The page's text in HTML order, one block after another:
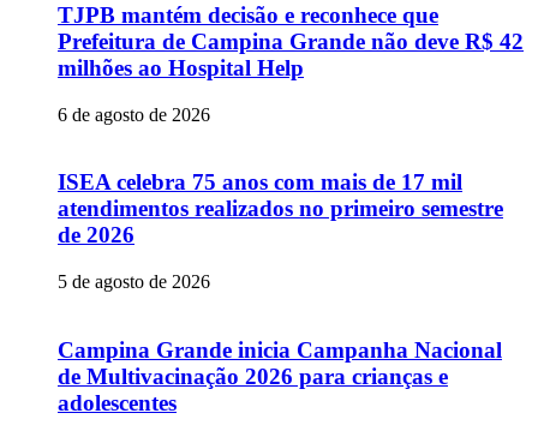
TJPB mantém decisão e reconhece que
Prefeitura de Campina Grande não deve R$ 42
milhões ao Hospital Help
6 de agosto de 2026
ISEA celebra 75 anos com mais de 17 mil
atendimentos realizados no primeiro semestre
de 2026
5 de agosto de 2026
Campina Grande inicia Campanha Nacional
de Multivacinação 2026 para crianças e
adolescentes